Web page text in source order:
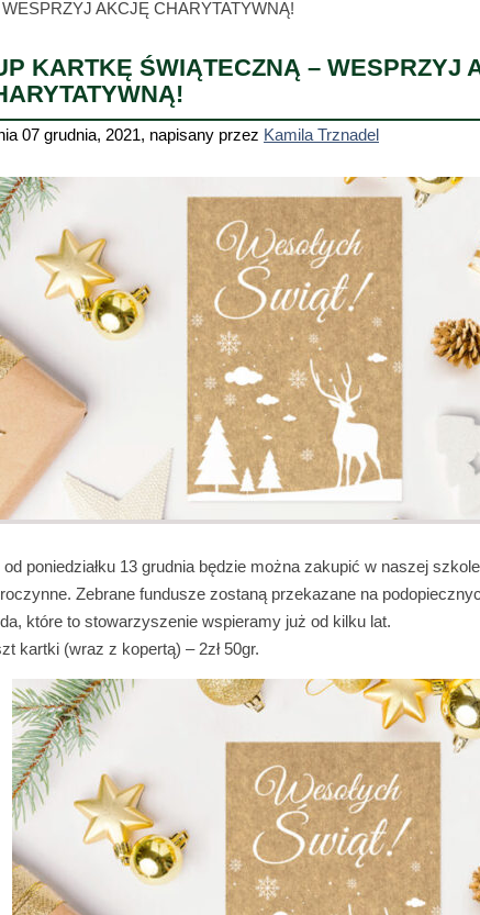
AKCJĘ CHARYTATYWNĄ!
KARTKĘ ŚWIĄTECZNĄ – WESPRZYJ
07 grudnia, 2021, napisany przez Kamila Trznadel
poniedziałku 13 grudnia będzie można zakupić w naszej
Zebrane fundusze zostaną przekazane na
które to stowarzyszenie wspieramy już od kilku lat.
kartki (wraz z kopertą) – 2zł 50gr.